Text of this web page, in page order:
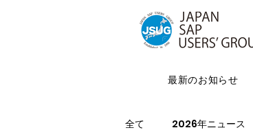
最新のお知らせ
全て 2026年ニュース